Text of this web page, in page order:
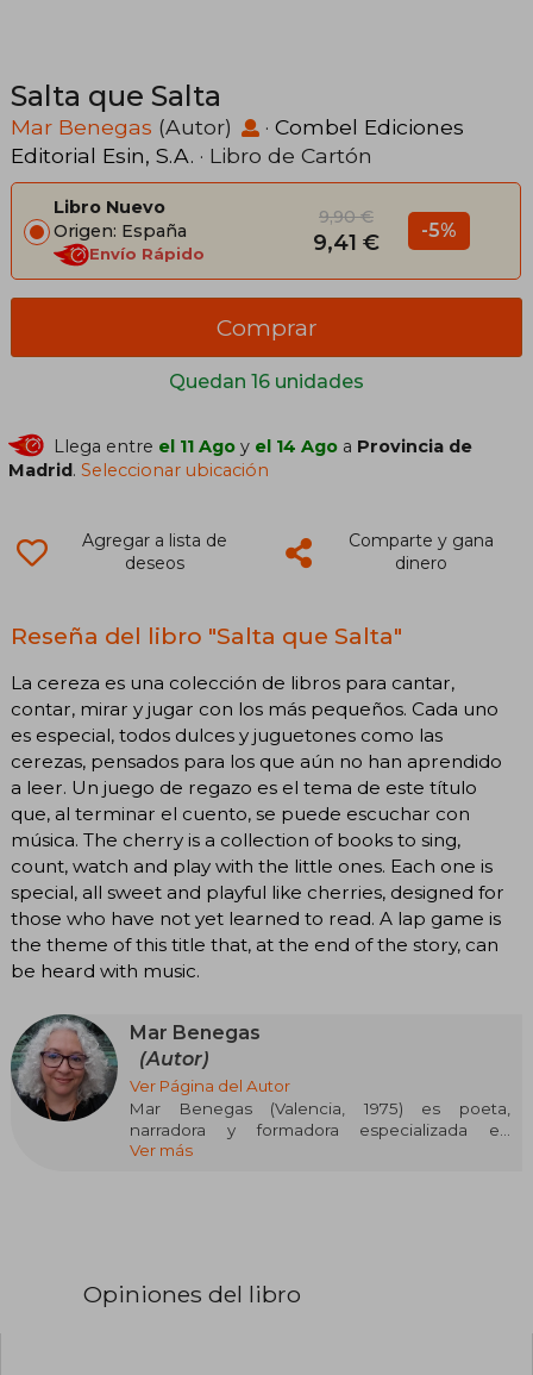
Salta que Salta
Mar Benegas (Autor) · Combel Ediciones
Editorial Esin, S.A. · Libro de Cartón
Libro Nuevo
Origen: España
Envío Rápido
9,90 €
9,41 € -5%
Quedan 16 unidades
Comprar
Llega entre el 11 Ago y el 14 Ago a Provincia de
Madrid.Seleccionar ubicación
Agregar a lista de
deseos
Comparte y gana
dinero
Reseña del libro "Salta que Salta"
La cereza es una colección de libros para cantar,
contar, mirar y jugar con los más pequeños. Cada uno
es especial, todos dulces y juguetones como las
cerezas, pensados para los que aún no han aprendido
a leer. Un juego de regazo es el tema de este título
que, al terminar el cuento, se puede escuchar con
música. The cherry is a collection of books to sing,
count, watch and play with the little ones. Each one is
special, all sweet and playful like cherries, designed for
those who have not yet learned to read. A lap game is
the theme of this title that, at the end of the story, can
be heard with music.
Mar Benegas
(Autor)
Ver Página del Autor
Mar Benegas (Valencia, 1975) es poeta,
narradora y formadora especializada en
literatura infantil y juvenil, con una profunda
emociones complejas como el duelo, la soledad
Ver más
Opiniones del libro